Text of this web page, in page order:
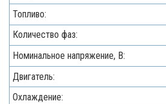
Топливо:
Количество фаз:
Номинальное напряжение, В:
Двигатель:
Охлаждение: